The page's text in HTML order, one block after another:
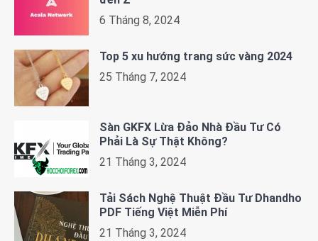
6 Tháng 8, 2024
Top 5 xu hướng trang sức vàng 2024
25 Tháng 7, 2024
Sàn GKFX Lừa Đảo Nhà Đầu Tư Có
Phải Là Sự Thật Không?
21 Tháng 3, 2024
Tải Sách Nghệ Thuật Đầu Tư Dhandho
PDF Tiếng Việt Miễn Phí
21 Tháng 3, 2024